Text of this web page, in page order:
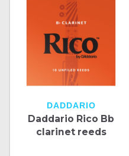
DADDARIO
Daddario Rico Bb
clarinet reeds